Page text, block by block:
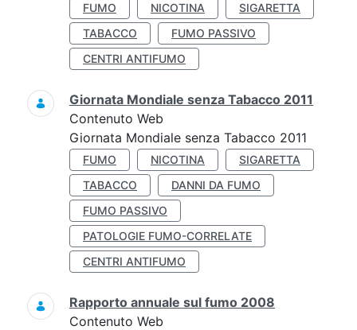
FUMO NICOTINA
SIGARETTA
TABACCO
FUMO PASSIVO
CENTRI ANTIFUMO
Giornata Mondiale senza Tabacco 2011
Contenuto Web
Giornata Mondiale senza Tabacco 2011
FUMO NICOTINA
SIGARETTA
TABACCO
DANNI DA FUMO
FUMO PASSIVO
PATOLOGIE FUMO-CORRELATE
CENTRI ANTIFUMO
Rapporto annuale sul fumo 2008
Contenuto Web